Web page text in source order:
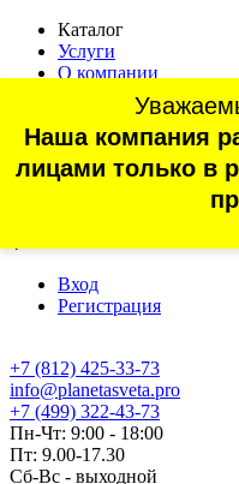
Каталог
Услуги
О компании
Статьи
Контакты
Отзывы
г. Санкт-Петербург,
Вход
Регистрация
+7 (812) 425-33-73
Наша компания
лицами только в
info@planetasveta.pro
+7 (499) 322-43-73
Пн-Чт: 9:00 - 18:00
Пт: 9.00-17.30
Сб-Вс - выходной